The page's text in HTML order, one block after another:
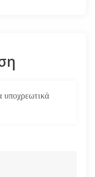
υποχρεωτικά